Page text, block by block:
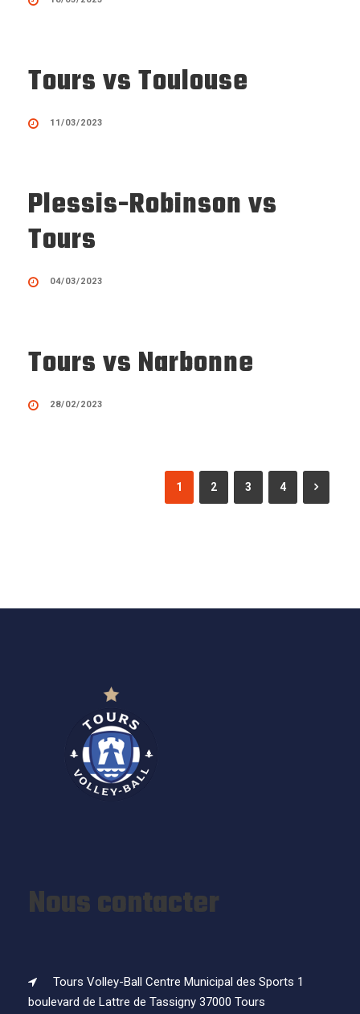
Tours vs Toulouse
11/03/2023
Plessis-Robinson vs
Tours
04/03/2023
Tours vs Narbonne
28/02/2023
1 2 3 4
Nous contacter
Tours Volley-Ball Centre Municipal des Sports 1
boulevard de Lattre de Tassigny 37000 Tours